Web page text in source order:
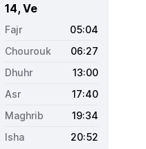
14, Ve
05:04
06:27
13:00
17:40
19:34
20:52